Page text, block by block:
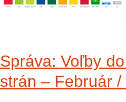
Správa: Voľby
strán – Február